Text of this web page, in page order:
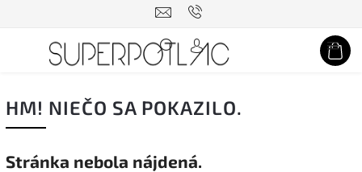
Hľadať
HM! NIEČO SA POKAZILO.
Stránka nebola nájdená.